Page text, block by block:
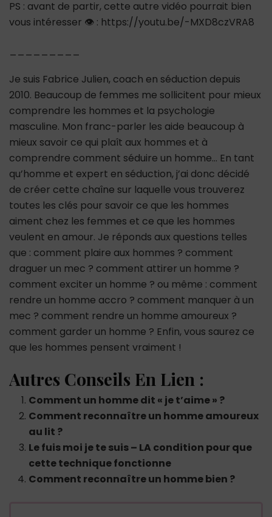
PS : avant de partir, cette autre vidéo pourrait bien
vous intéresser 👁 : https://youtu.be/-MXD8czVRA8
Je suis Fabrice Julien, coach en séduction depuis
2010. Beaucoup de femmes me sollicitent pour mieux
comprendre les hommes et la psychologie
masculine. Mon franc-parler les aide beaucoup à
mieux savoir ce qui plaît aux hommes et à
comprendre comment séduire un homme… En tant
qu’homme et expert en séduction, j’ai donc décidé
de créer cette chaîne sur laquelle vous trouverez
toutes les clés pour savoir ce que les hommes
aiment chez les femmes et ce que les hommes
veulent en amour. Je réponds aux questions telles
que : comment plaire aux hommes ? comment
draguer un mec ? comment attirer un homme ?
comment exciter un homme ? ou même : comment
rendre un homme accro ? comment manquer à un
mec ? comment rendre un homme amoureux ?
comment garder un homme ? Enfin, vous saurez ce
que les hommes pensent vraiment !
Autres Conseils En Lien :
Comment un homme dit « je t’aime » ?
Comment reconnaître un homme amoureux
au lit ?
Le fuis moi je te suis – LA condition pour que
cette technique fonctionne
Comment reconnaître un homme bien ?